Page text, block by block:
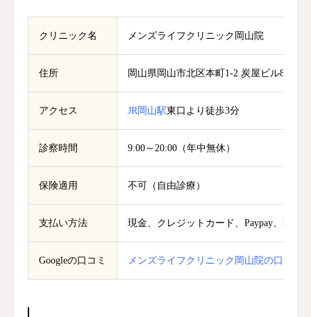
クリニック名 メンズライフクリニック岡山院
住所 岡山県岡山市北区本町1-2 炭屋ビル8F
アクセス JR岡山駅東口より徒歩3分
診察時間 9:00～20:00（年中無休）
保険適用 不可（自由診療）
支払い方法 現金、クレジットカード、Paypay、医療
Googleの口コミ メンズライフクリニック岡山院の口コミ